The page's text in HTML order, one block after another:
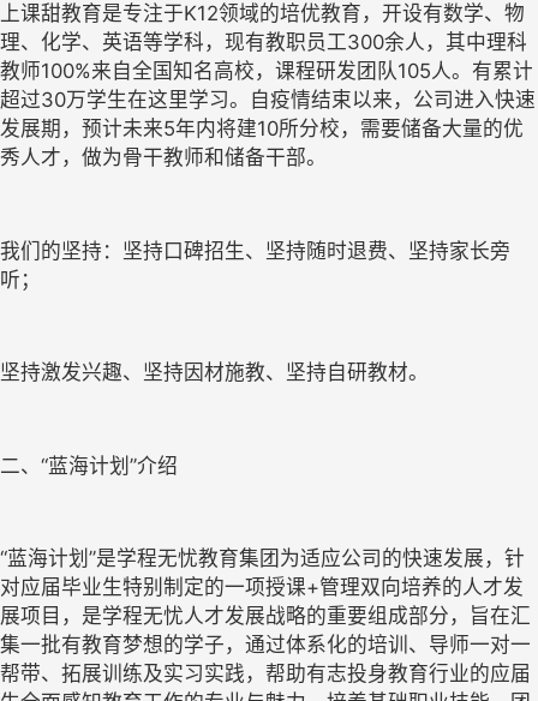
上课甜教育是专注于K12领域的培优教育，开设有数学、物
理、化学、英语等学科，现有教职员工300余人，其中理科
教师100%来自全国知名高校，课程研发团队105人。有累计
超过30万学生在这里学习。自疫情结束以来，公司进入快速
发展期，预计未来5年内将建10所分校，需要储备大量的优
秀人才，做为骨干教师和储备干部。
我们的坚持：坚持口碑招生、坚持随时退费、坚持家长旁
听；
坚持激发兴趣、坚持因材施教、坚持自研教材。
二、“蓝海计划”介绍
“蓝海计划”是学程无忧教育集团为适应公司的快速发展，针
对应届毕业生特别制定的一项授课+管理双向培养的人才发
展项目，是学程无忧人才发展战略的重要组成部分，旨在汇
集一批有教育梦想的学子，通过体系化的培训、导师一对一
帮带、拓展训练及实习实践，帮助有志投身教育行业的应届